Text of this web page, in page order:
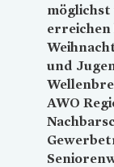
möglichst
und
AWO